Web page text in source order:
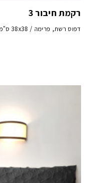
רקמת חיבור 3
דפוס רשת, פרימה / 38x38 ס"מ, 2020